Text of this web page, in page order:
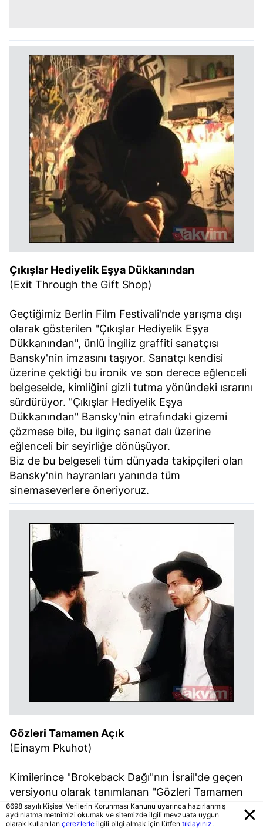
Çıkışlar Hediyelik Eşya Dükkanından
(Exit Through the Gift Shop)
Geçtiğimiz Berlin Film Festivali'nde yarışma dışı
olarak gösterilen "Çıkışlar Hediyelik Eşya
Dükkanından", ünlü İngiliz graffiti sanatçısı
Bansky'nin imzasını taşıyor. Sanatçı kendisi
üzerine çektiği bu ironik ve son derece eğlenceli
belgeselde, kimliğini gizli tutma yönündeki ısrarını
sürdürüyor. "Çıkışlar Hediyelik Eşya
Dükkanından" Bansky'nin etrafındaki gizemi
çözmese bile, bu ilginç sanat dalı üzerine
eğlenceli bir seyirliğe dönüşüyor.
Biz de bu belgeseli tüm dünyada takipçileri olan
Bansky'nin hayranları yanında tüm
sinemaseverlere öneriyoruz.
Gözleri Tamamen Açık
(Einaym Pkuhot)
Kimilerince "Brokeback Dağı"nın İsrail'de geçen
versiyonu olarak tanımlanan "Gözleri Tamamen
Açık", son derece tutucu bir çevrede yaşayan bir
kasabın, yanına aldığı genç çırağa aşık olması
6698 sayılı Kişisel Verilerin Korunması Kanunu uyarınca hazırlanmış
aydınlatma metnimizi okumak ve sitemizde ilgili mevzuata uygun
olarak kullanılan çerezlerle ilgili bilgi almak için lütfen tıklayınız.